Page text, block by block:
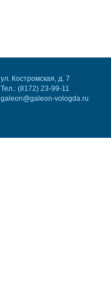
ул. Костромская, д. 7
Тел.: (8172) 23-99-11
galeon@galeon-vologda.ru